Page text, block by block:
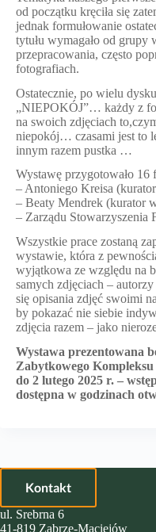
od początku kręciła się
jednak formułowanie
tytułu wymagało od grupy
przepracowania, często
fotografiach.
Ostatecznie, po wielu
„NIEPOKÓJ”… każdy z
na swoich zdjęciach
niepokój… czasami jest to
innym razem pustka …
Wystawę przygotowało
– Antoniego Kreisa
– Beaty Mendrek (kurator
– Zarządu Stowarzyszenia
Wszystkie prace zostaną
wystawie, która z
wyjątkowa ze względu na
samych zdjęciach –
się opisania zdjęć swoimi
by pokazać nie siebie
zdjęcia razem – jako
Wystawa prezentowana
Zabytkowego
do 2 lutego 2025 r. –
dostępna w godzinach
Kontakt
ul. Srebrna 6
41-819 Zabrze-Maciejów